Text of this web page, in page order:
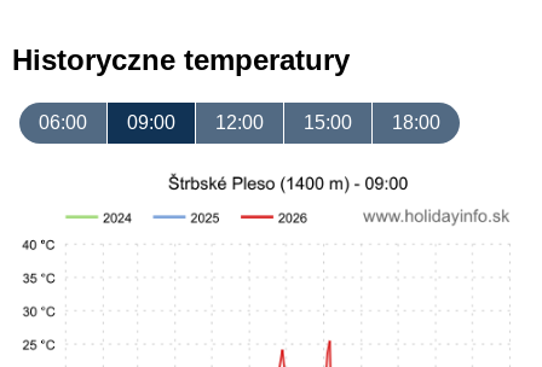
Historyczne temperatury
06:00 09:00 12:00 15:00 18:00